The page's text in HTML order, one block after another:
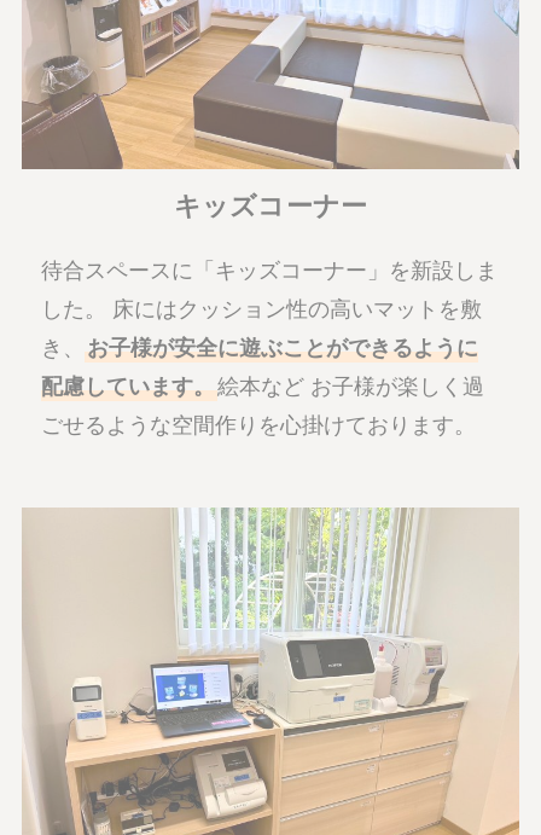
キッズコーナー
待合スペースに「キッズコーナー」を新設しま
した。 床にはクッション性の高いマットを敷
き、お子様が安全に遊ぶことができるように
配慮しています。絵本など お子様が楽しく過
ごせるような空間作りを心掛けております。